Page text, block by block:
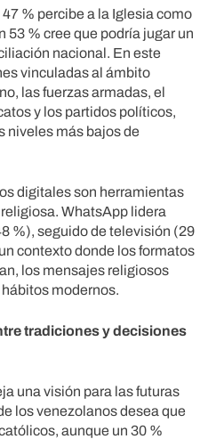
% percibe a la Iglesia como
53 % cree que podría jugar un
nacional. En este
vinculadas al ámbito
las fuerzas armadas, el
y los partidos políticos,
niveles más bajos de
digitales son herramientas
WhatsApp lidera
%), seguido de televisión (29
contexto donde los formatos
los mensajes religiosos
modernos.
tradiciones y decisiones
una visión para las futuras
los venezolanos desea que
aunque un 30 %